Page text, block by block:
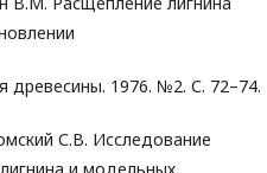
древесины. 1976. №2. С. 72–74.
С.В. Исследование